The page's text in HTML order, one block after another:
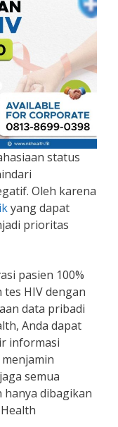
status
Oleh karena
yang dapat
prioritas
pasien 100%
tes HIV dengan
data pribadi
Anda dapat
informasi
semua
dibagikan